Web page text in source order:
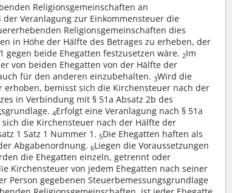
Religionsgemeinschaften an
Veranlagung zur Einkommensteuer die
Religionsgemeinschaften dies
in Höhe der Hälfte des Betrages zu erheben, der
gegen beide Ehegatten festzusetzen wäre. 2Im
von beiden Ehegatten von der Hälfte der
für den anderen einzubehalten.3Wird die
bemisst sich die Kirchensteuer nach der
in Verbindung mit § 51a Absatz 2b des
4Erfolgt eine Veranlagung nach § 51a
die Kirchensteuer nach der Hälfte der
1 Satz 1 Nummer 1. 5Die Ehegatten haften als
Abgabenordnung.6Liegen die Voraussetzungen
die Ehegatten einzeln, getrennt oder
Kirchensteuer von jedem Ehegatten nach seiner
Person gegebenen Steuerbemessungsgrundlage